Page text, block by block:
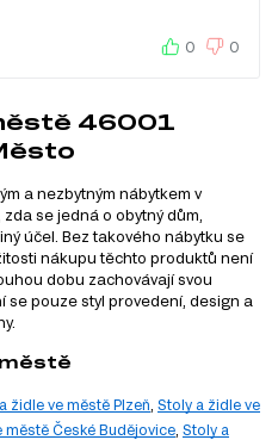
0 0
46001
a nezbytným nábytkem v
se jedná o obytný dům,
účel. Bez takového nábytku se
nákupu těchto produktů není
dobu zachovávají svou
se pouze styl provedení, design a
židle ve městě Plzeň Stoly a židle ve
městě České Budějovice Stoly a